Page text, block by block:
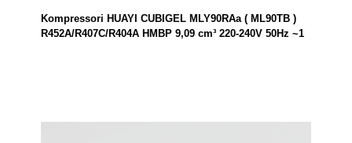
Kompressori HUAYI CUBIGEL MLY90RAa ( ML90TB )
R452A/R407C/R404A HMBP 9,09 cm³ 220-240V 50Hz ~1